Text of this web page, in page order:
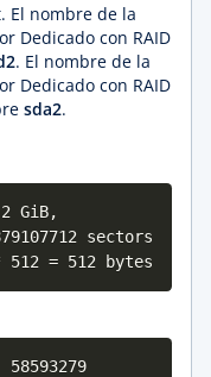
El nombre de la
Dedicado con RAID
. El nombre de la
Dedicado con RAID
sda2.
GiB,
sectors
= 512 bytes